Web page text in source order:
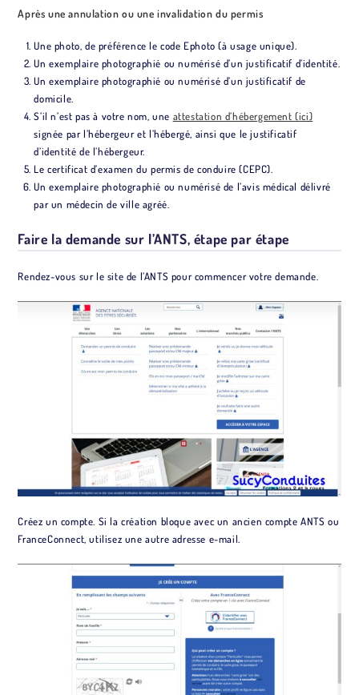
Après une annulation ou une invalidation du permis
Une photo, de préférence le code Ephoto (à usage unique).
Un exemplaire photographié ou numérisé d’un justificatif d’identité.
Un exemplaire photographié ou numérisé d’un justificatif de
domicile.
S’il n’est pas à votre nom, une attestation d’hébergement (ici)
signée par l’hébergeur et l’hébergé, ainsi que le justificatif
d’identité de l’hébergeur.
Le certificat d’examen du permis de conduire (CEPC).
Un exemplaire photographié ou numérisé de l’avis médical délivré
par un médecin de ville agréé.
Faire la demande sur l’ANTS, étape par étape
Rendez-vous sur le site de l’ANTS pour commencer votre demande.
Créez un compte. Si la création bloque avec un ancien compte ANTS ou
FranceConnect, utilisez une autre adresse e-mail.